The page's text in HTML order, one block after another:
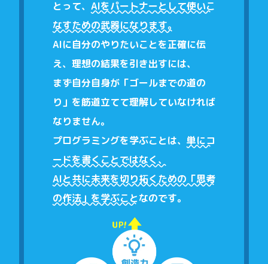
とって、 AIをパートナーとして使いこ
なすための武器になります。
AIに自分のやりたいことを正確に伝
え、理想の結果を引き出すには、
まず自分自身が「ゴールまでの道の
り」を筋道立てて理解していなければ
なりません。
プログラミングを学ぶことは、 単にコ
ードを書くことではなく、
AIと共に未来を切り拓くための「思考
の作法」を学ぶことなのです。